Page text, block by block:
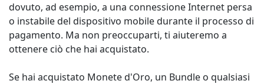
dovuto, ad esempio, a una connessione Internet persa
o instabile del dispositivo mobile durante il processo di
pagamento. Ma non preoccuparti, ti aiuteremo a
ottenere ciò che hai acquistato.
Se hai acquistato Monete d'Oro, un Bundle o qualsiasi